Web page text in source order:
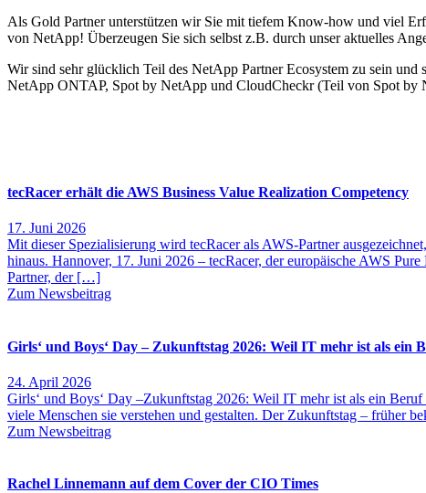
Als Gold Partner unterstützen wir Sie mit tiefem Know-how und viel
von NetApp! Überzeugen Sie sich selbst z.B. durch unser aktuelles
Wir sind sehr glücklich Teil des NetApp Partner Ecosystem zu sein
NetApp ONTAP, Spot by NetApp und CloudCheckr (Teil von Spot by
tecRacer erhält die AWS Business Value Realization Competency
17. Juni 2026
Mit dieser Spezialisierung wird tecRacer als AWS-Partner
hinaus. Hannover, 17. Juni 2026 – tecRacer, der europäische AWS
Partner, der […]
Zum Newsbeitrag
Girls‘ und Boys‘ Day – Zukunftstag 2026: Weil IT mehr ist als ein
24. April 2026
Girls‘ und Boys‘ Day –Zukunftstag 2026: Weil IT mehr ist als ein
viele Menschen sie verstehen und gestalten. Der Zukunftstag – früher
Zum Newsbeitrag
Rachel Linnemann auf dem Cover der CIO Times